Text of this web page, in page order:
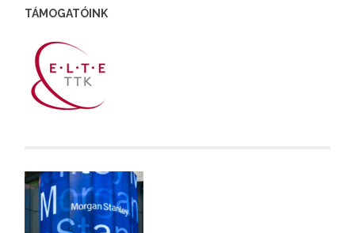
TÁMOGATÓINK